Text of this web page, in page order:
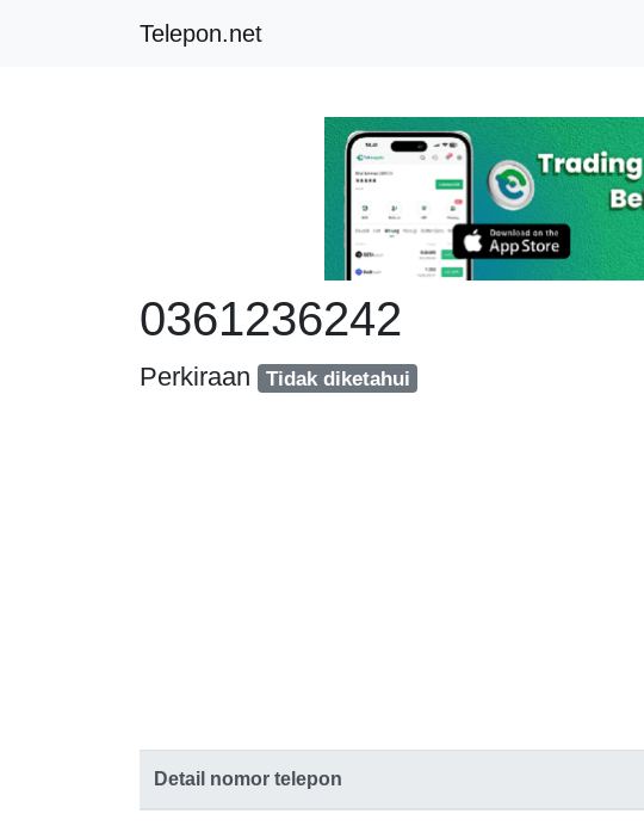
Telepon.net
0361236242
Perkiraan Tidak diketahui
Detail nomor telepon